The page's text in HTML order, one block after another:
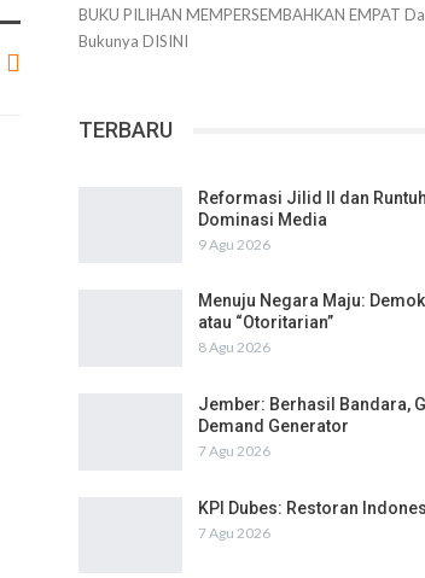
BUKU PILIHAN MEMPERSEMBAHKAN EMPAT
Bukunya DISINI
TERBARU
Reformasi Jilid II dan
Dominasi Media
9 Agu 2026
Menuju Negara Maju:
atau “Otoritarian”
8 Agu 2026
Jember: Berhasil Bandara,
Demand Generator
7 Agu 2026
KPI Dubes: Restoran
7 Agu 2026